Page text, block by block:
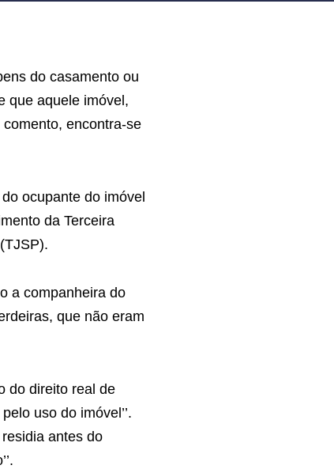
do casamento ou
que aquele imóvel,
encontra-se
ocupante do imóvel
da Terceira
a companheira do
que não eram
do direito real de
uso do imóvel’’.
antes do